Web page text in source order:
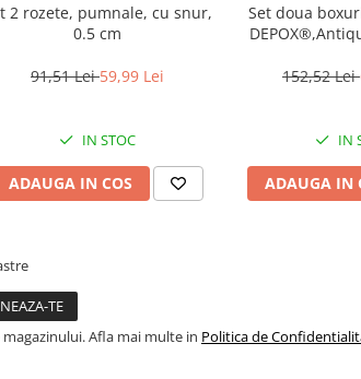
2 rozete, pumnale, cu snur,
0.5 cm
91,51 Lei59,99 Lei
IN STOC
ADAUGA IN COS
Set doua
152,52 Lei
IN
ADAUGA IN
Afla mai multe in Politica de